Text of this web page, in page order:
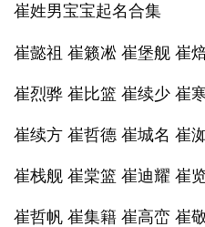
崔姓男宝宝起名合集
崔懿祖 崔籁凇 崔堡舰 崔
崔烈骅 崔比篮 崔续少 崔
崔续方 崔哲德 崔城名 崔
崔栈舰 崔棠篮 崔迪耀 崔
崔哲帆 崔集籍 崔高峦 崔